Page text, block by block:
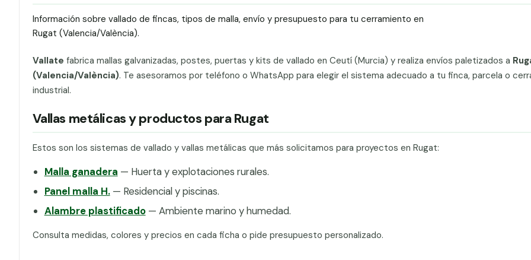
Información sobre vallado de fincas, tipos de malla, envío y presupuesto para tu cerramiento en
Rugat (Valencia/València).
Vallate fabrica mallas galvanizadas, postes, puertas y kits de vallado en Ceutí (Murcia) y realiza envíos paletizados a
(Valencia/València). Te asesoramos por teléfono o WhatsApp para elegir el sistema adecuado a tu finca, parcela o
industrial.
Vallas metálicas y productos para Rugat
Estos son los sistemas de vallado y vallas metálicas que más solicitamos para proyectos en Rugat:
Malla ganadera — Huerta y explotaciones rurales.
Panel malla H.— Residencial y piscinas.
Alambre plastificado— Ambiente marino y humedad.
Consulta medidas, colores y precios en cada ficha o pide presupuesto personalizado.